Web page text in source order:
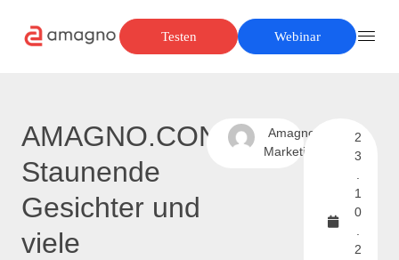
Testen Webinar
AMAGNO.CONNECT:
Staunende
Gesichter und
viele
Amagno
Marketing
2
3
1
0
2